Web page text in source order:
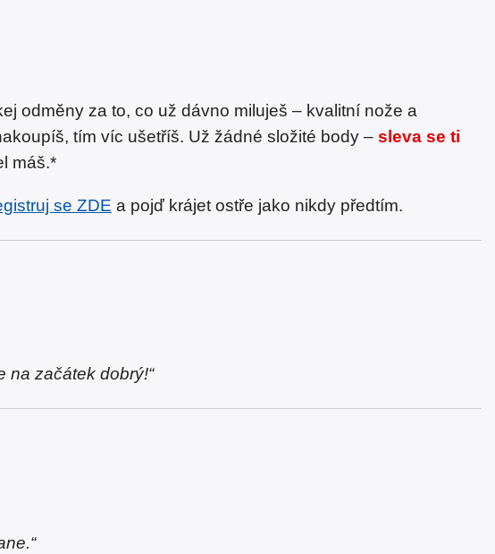
odměny za to, co už dávno miluješ – kvalitní nože a
tím víc ušetříš. Už žádné složité body – sleva se ti
máš.*
se ZDE a pojď krájet ostře jako nikdy předtím.
na začátek dobrý!“